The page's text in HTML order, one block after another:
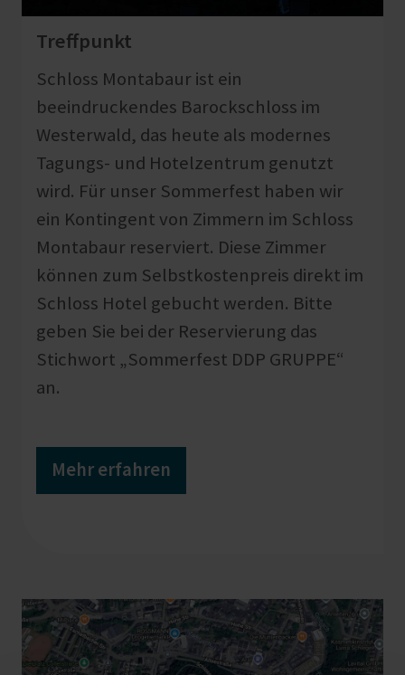
Treffpunkt
Schloss Montabaur ist ein
beeindruckendes Barockschloss im
Westerwald, das heute als modernes
Tagungs- und Hotelzentrum genutzt
wird. Für unser Sommerfest haben wir
ein Kontingent von Zimmern im Schloss
Montabaur reserviert. Diese Zimmer
können zum Selbstkostenpreis direkt im
Schloss Hotel gebucht werden. Bitte
geben Sie bei der Reservierung das
Stichwort „Sommerfest DDP GRUPPE“
an.
Mehr erfahren